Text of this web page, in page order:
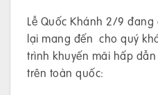
Lễ Quốc Khánh 2/9
lại mang đến cho quý
trình khuyến mãi hấp
trên toàn quốc: